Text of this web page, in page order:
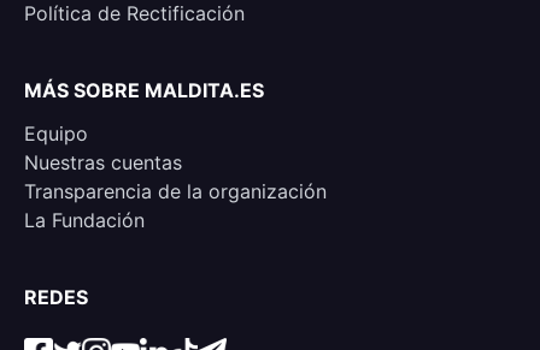
Política de Rectificación
MÁS SOBRE MALDITA.ES
Equipo
Nuestras cuentas
Transparencia de la organización
La Fundación
REDES